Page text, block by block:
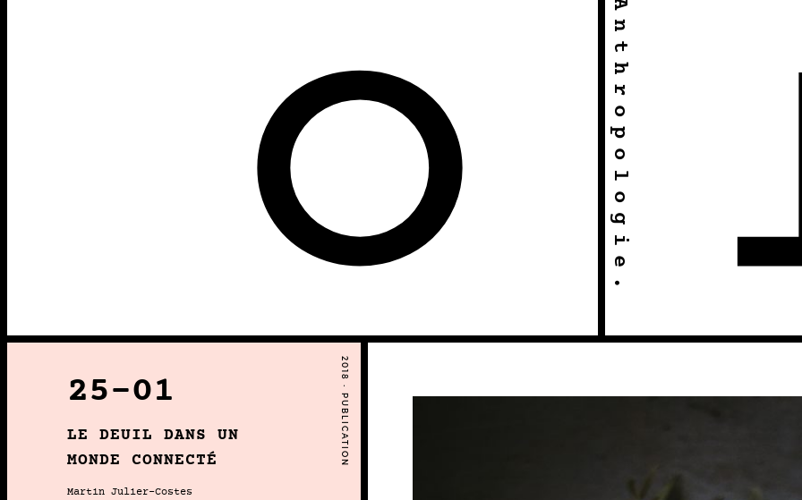
O & Anthropologie.
25-01
LE DEUIL DANS UN
MONDE CONNECTÉ
Martin Julier-Costes
2018 • PUBLICATION